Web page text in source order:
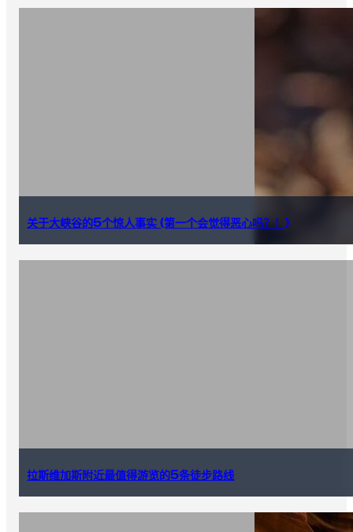
关于大峡谷的5个惊人事实 (第一个会觉得恶心吗？！)
拉斯维加斯附近最值得游览的5条徒步路线